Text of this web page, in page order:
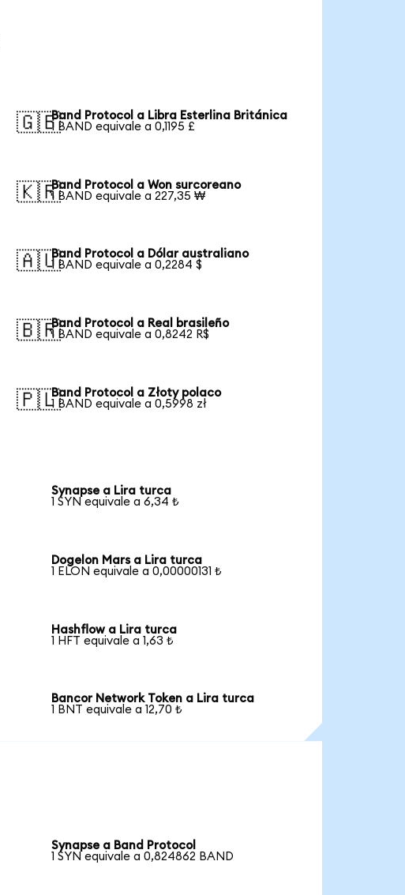
🇬🇧Band Protocol a Libra Esterlina Británica
1 BAND equivale a 0,1195 £
🇰🇷Band Protocol a Won surcoreano
1 BAND equivale a 227,35 ₩
🇦🇺Band Protocol a Dólar australiano
1 BAND equivale a 0,2284 $
🇧🇷Band Protocol a Real brasileño
1 BAND equivale a 0,8242 R$
🇵🇱Band Protocol a Złoty polaco
1 BAND equivale a 0,5998 zł
Synapse a Lira turca
1 SYN equivale a 6,34 ₺
Dogelon Mars a Lira turca
1 ELON equivale a 0,00000131 ₺
Hashflow a Lira turca
1 HFT equivale a 1,63 ₺
Bancor Network Token a Lira turca
1 BNT equivale a 12,70 ₺
Synapse a Band Protocol
1 SYN equivale a 0,824862 BAND